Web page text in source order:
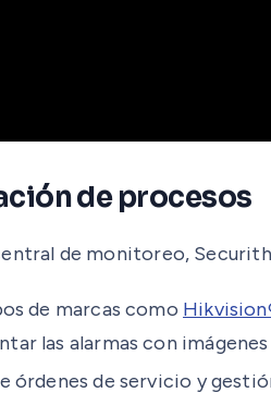
de procesos
de monitoreo,
de marcas como
las alarmas con
órdenes de servicio y